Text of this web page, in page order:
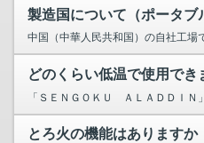
製造国について（ポータブ
中国（中華人民共和国）の自社工場
どのくらい低温で使用でき
「ＳＥＮＧＯＫＵ ＡＬＡＤＤＩＮ」
とろ火の機能はありますか